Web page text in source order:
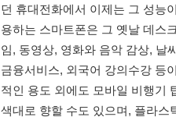
던 휴대전화에서 이제는 그 성능
용하는 스마트폰은 그 옛날 데스
임, 동영상, 영화와 음악 감상, 날
금융서비스, 외국어 강의수강 등
적인 용도 외에도 모바일 비행기
색대로 향할 수도 있으며, 플라스